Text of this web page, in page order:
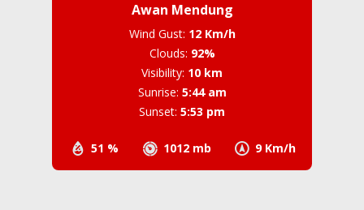
Awan Mendung
51 % 1012 mb 9 Km/h
Wind Gust: 12 Km/h
Clouds: 92%
Visibility: 10 km
Sunrise: 5:44 am
Sunset: 5:53 pm